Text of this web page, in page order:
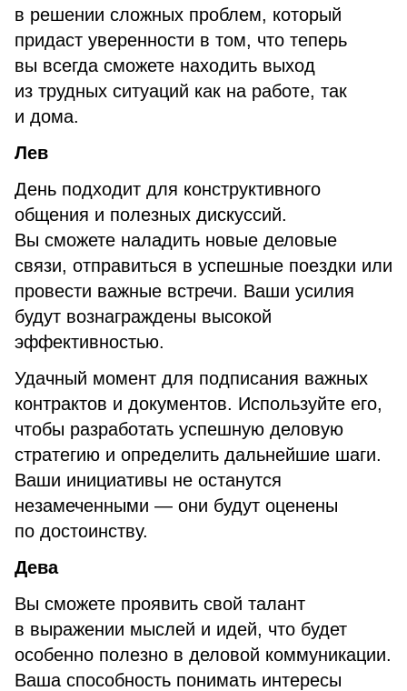
в решении сложных проблем, который
придаст уверенности в том, что теперь
вы всегда сможете находить выход
из трудных ситуаций как на работе, так
и дома.
Лев
День подходит для конструктивного
общения и полезных дискуссий.
Вы сможете наладить новые деловые
связи, отправиться в успешные поездки или
провести важные встречи. Ваши усилия
будут вознаграждены высокой
эффективностью.
Удачный момент для подписания важных
контрактов и документов. Используйте его,
чтобы разработать успешную деловую
стратегию и определить дальнейшие шаги.
Ваши инициативы не останутся
незамеченными — они будут оценены
по достоинству.
Дева
Вы сможете проявить свой талант
в выражении мыслей и идей, что будет
особенно полезно в деловой коммуникации.
Ваша способность понимать интересы